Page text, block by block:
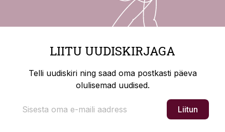
LIITU UUDISKIRJAGA
Telli uudiskiri ning saad oma postkasti päeva
olulisemad uudised.
Liitun